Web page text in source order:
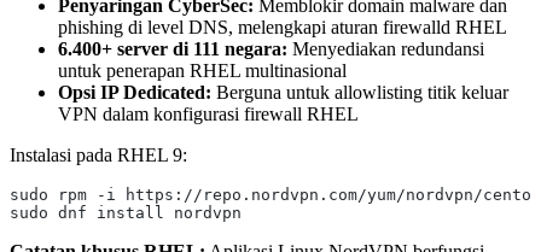
Penyaringan CyberSec: Memblokir domain malware dan
phishing di level DNS, melengkapi aturan firewalld RHEL
6.400+ server di 111 negara: Menyediakan redundansi
untuk penerapan RHEL multinasional
Opsi IP Dedicated: Berguna untuk allowlisting titik keluar
VPN dalam konfigurasi firewall RHEL
Instalasi pada RHEL 9:
sudo rpm -i https://repo.nordvpn.com/yum/nordvpn/
sudo dnf install nordvpn